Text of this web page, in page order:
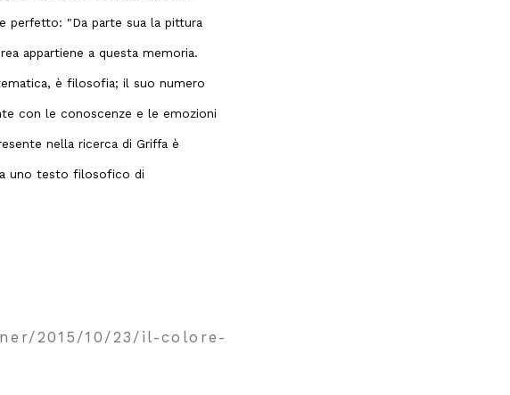
"Da parte sua la pittura
appartiene a questa memoria.
è filosofia; il suo numero
con le conoscenze e le emozioni
nella ricerca di Griffa è
uno testo filosofico di
2015/10/23/il-colore-